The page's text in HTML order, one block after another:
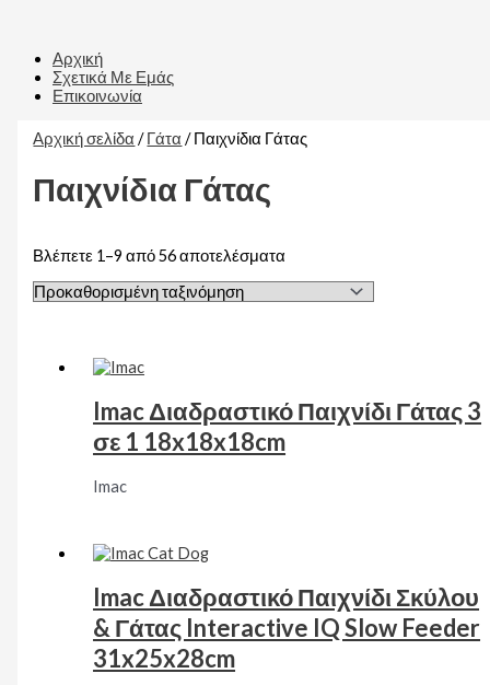
Αρχική
Σχετικά Με Εμάς
Επικοινωνία
Αρχική σελίδα /Γάτα / Παιχνίδια Γάτας
Παιχνίδια Γάτας
Βλέπετε 1–9 από 56 αποτελέσματα
Imac Διαδραστικό Παιχνίδι Γάτας 3
σε 1 18x18x18cm
Imac
Imac Διαδραστικό Παιχνίδι Σκύλου
& Γάτας Interactive IQ Slow Feeder
31x25x28cm